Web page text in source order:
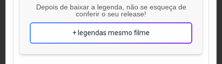
Depois de baixar a legenda, não se esqueça de
conferir o seu release!
+ legendas mesmo filme